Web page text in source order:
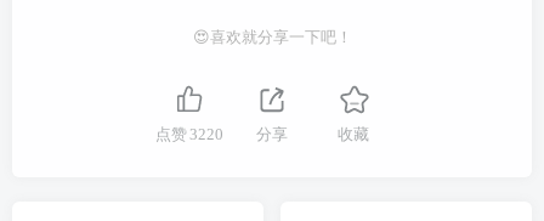
😍喜欢就分享一下吧！
点赞3220 分享 收藏